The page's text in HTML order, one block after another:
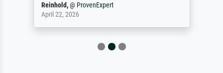
Reinhold,@ ProvenExpert
April 22, 2026